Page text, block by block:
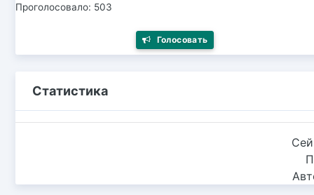
Проголосовало: 503
Голосовать
Статистика